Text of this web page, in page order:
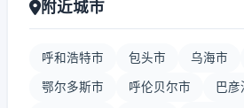
附近城市
呼和浩特市 包头市 乌海市
鄂尔多斯市 呼伦贝尔市 巴彦